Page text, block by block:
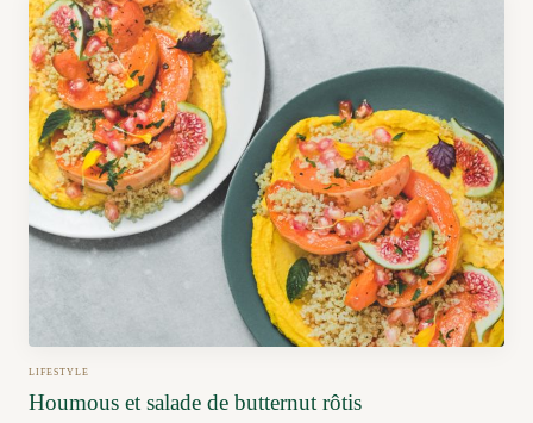
LIFESTYLE
Houmous et salade de butternut rôtis